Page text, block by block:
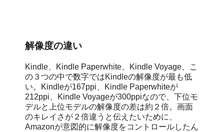
解像度の違い
Kindle、Kindle Paperwhite、Kindle Voyage、こ
の３つの中で数字ではKindleの解像度が最も低
い。Kindleが167ppi、Kindle Paperwhiteが
212ppi、Kindle Voyageが300ppiなので、下位モ
デルと上位モデルの解像度の差は約２倍。画面
のキレイさが２倍違うと伝えたいために、
Amazonが意図的に解像度をコントロールしたん